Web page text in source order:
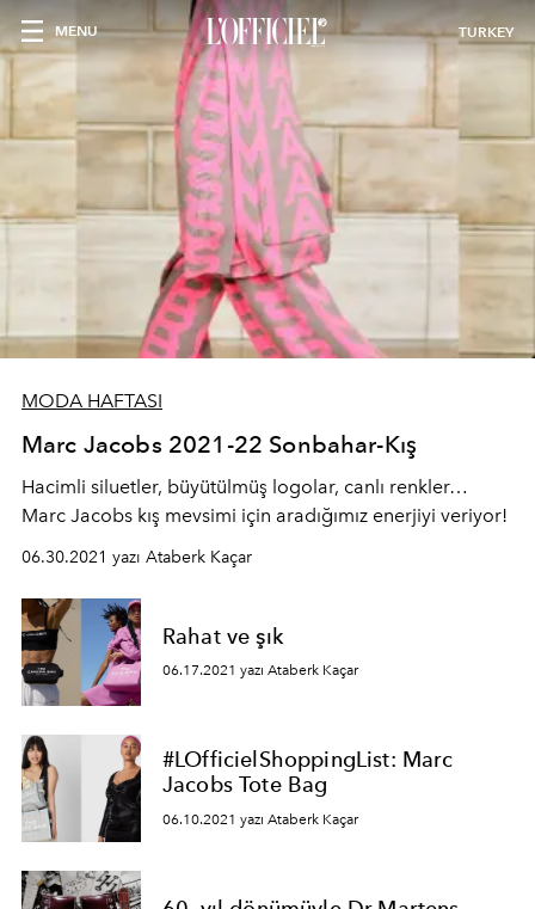
MENU TURKEY
MODA HAFTASI
Marc Jacobs 2021-22 Sonbahar-Kış
Hacimli siluetler, büyütülmüş logolar, canlı renkler…
Marc Jacobs kış mevsimi için aradığımız enerjiyi veriyor!
06.30.2021 yazı Ataberk Kaçar
Rahat ve şık
06.17.2021 yazı Ataberk Kaçar
#LOfficielShoppingList: Marc
Jacobs Tote Bag
06.10.2021 yazı Ataberk Kaçar